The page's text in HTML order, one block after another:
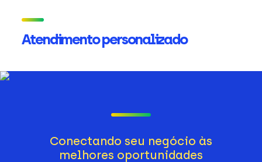
Atendimento personalizado
Conectando seu negócio às
melhores oportunidades